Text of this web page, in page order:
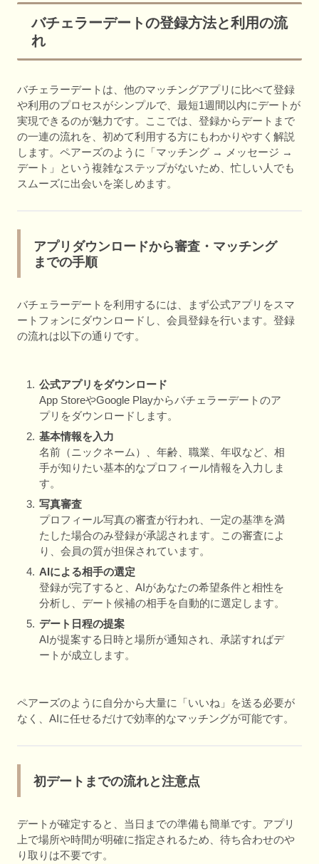
バチェラーデートの登録方法と利用の流
れ
バチェラーデートは、他のマッチングアプリに比べて登録
や利用のプロセスがシンプルで、最短1週間以内にデートが
実現できるのが魅力です。ここでは、登録からデートまで
の一連の流れを、初めて利用する方にもわかりやすく解説
します。ペアーズのように「マッチング → メッセージ →
デート」という複雑なステップがないため、忙しい人でも
スムーズに出会いを楽しめます。
アプリダウンロードから審査・マッチング
までの手順
バチェラーデートを利用するには、まず公式アプリをスマ
ートフォンにダウンロードし、会員登録を行います。登録
の流れは以下の通りです。
公式アプリをダウンロード
App StoreやGoogle Playからバチェラーデートのア
プリをダウンロードします。
基本情報を入力
名前（ニックネーム）、年齢、職業、年収など、相
手が知りたい基本的なプロフィール情報を入力しま
す。
写真審査
プロフィール写真の審査が行われ、一定の基準を満
たした場合のみ登録が承認されます。この審査によ
り、会員の質が担保されています。
AIによる相手の選定
登録が完了すると、AIがあなたの希望条件と相性を
分析し、デート候補の相手を自動的に選定します。
デート日程の提案
AIが提案する日時と場所が通知され、承諾すればデ
ートが成立します。
ペアーズのように自分から大量に「いいね」を送る必要が
なく、AIに任せるだけで効率的なマッチングが可能です。
初デートまでの流れと注意点
デートが確定すると、当日までの準備も簡単です。アプリ
上で場所や時間が明確に指定されるため、待ち合わせのや
り取りは不要です。